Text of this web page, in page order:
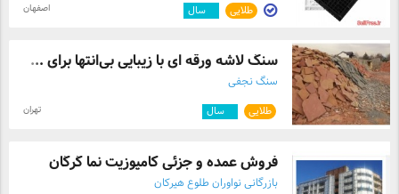
طلایی سال اصفهان
سنگ لاشه ورقه ای با زیبایی بی‌انتها برای ...
سنگ نجفی
طلایی سال تهران
فروش عمده و جزئی کامپوزیت نما گرگان
بازرگانی نواوران طلوع هیرکان